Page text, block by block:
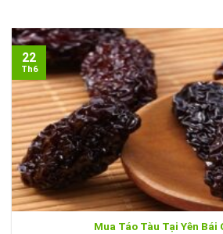
Mua Táo Tàu Tại Yên Bái
22
Th6